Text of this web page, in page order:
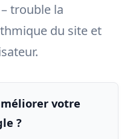
trouble la
du site et
votre
?